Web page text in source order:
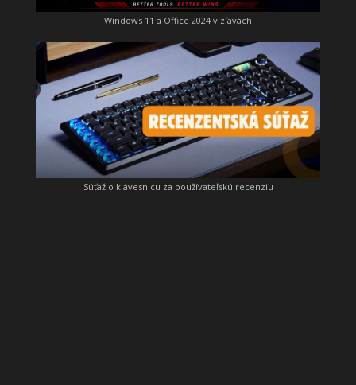
Windows 11 a Office 2024 v zľavách
Súťaž o klávesnicu za používateľskú recenziu